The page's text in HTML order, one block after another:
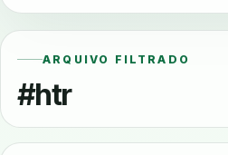
ARQUIVO FILTRADO
#htr